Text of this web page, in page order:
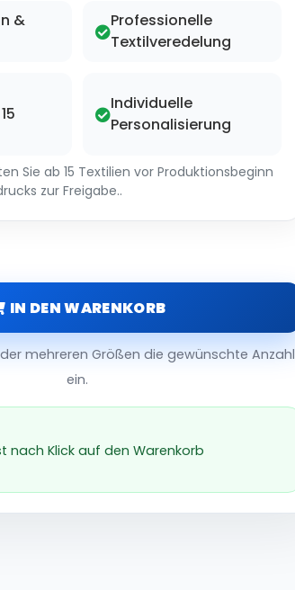
&
Professionelle
Textilveredelung
Individuelle
Personalisierung
Sie ab 15 Textilien vor Produktionsbeginn
zur Freigabe..
IN DEN WARENKORB
mehreren Größen die gewünschte Anzahl
ein.
nach Klick auf den Warenkorb